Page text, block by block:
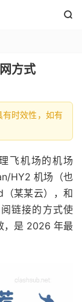

方式
时效性，如有
飞机场的机场
HY2 机场（也
某某云），和
链接的方式使
，是 2026 年最